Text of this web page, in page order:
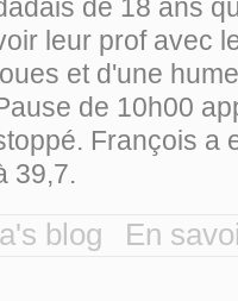
de 18 ans
leur prof avec
et d'une
de 10h00
François a
39,7.
blog En